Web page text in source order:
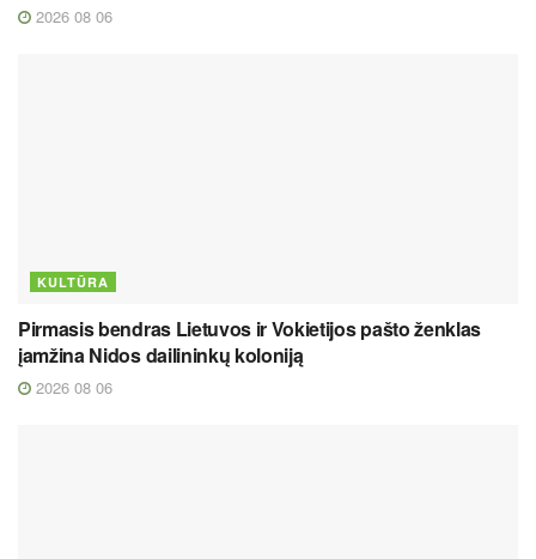
2026 08 06
KULTŪRA
Pirmasis bendras Lietuvos ir Vokietijos pašto ženklas
įamžina Nidos dailininkų koloniją
2026 08 06